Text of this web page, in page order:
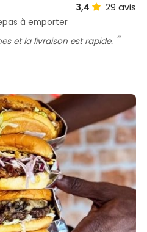
3,4 29 avis
à emporter
et la livraison est rapide.